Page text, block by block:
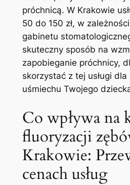
próchnicą. W Krakowie‌
50 do 150 zł,‌ w
gabinetu
skuteczny ⁤sposób na⁢
zapobieganie próchnicy,
skorzystać z tej usługi
uśmiechu Twojego⁢
Co ‌wpływa⁣ na⁢
fluoryzacji
Krakowie:
cenach usług